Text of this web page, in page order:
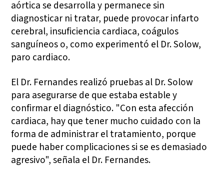
aórtica se desarrolla y permanece sin
diagnosticar ni tratar, puede provocar infarto
cerebral, insuficiencia cardiaca, coágulos
sanguíneos o, como experimentó el Dr. Solow,
paro cardiaco.
El Dr. Fernandes realizó pruebas al Dr. Solow
para asegurarse de que estaba estable y
confirmar el diagnóstico. "Con esta afección
cardiaca, hay que tener mucho cuidado con la
forma de administrar el tratamiento, porque
puede haber complicaciones si se es demasiado
agresivo", señala el Dr. Fernandes.